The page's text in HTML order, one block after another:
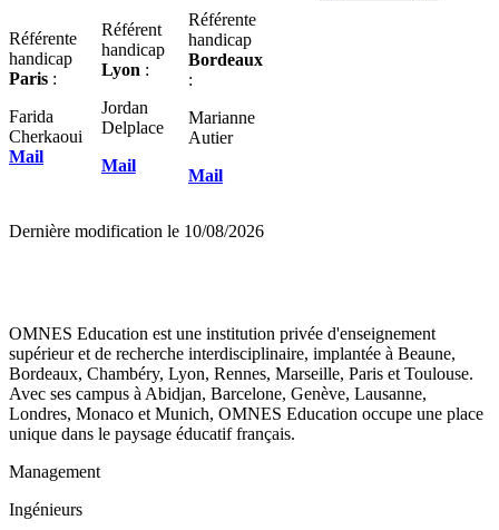
Référente
handicap
Paris :
Farida
Cherkaoui
Mail
Référent
handicap
Lyon :
Jordan
Delplace
Mail
Référente
handicap
Bordeaux
:
Marianne
Autier
Mail
Dernière modification le 10/08/2026
OMNES Education est une institution privée d'enseignement
supérieur et de recherche interdisciplinaire, implantée à Beaune,
Bordeaux, Chambéry, Lyon, Rennes, Marseille, Paris et Toulouse.
Avec ses campus à Abidjan, Barcelone, Genève, Lausanne,
Londres, Monaco et Munich, OMNES Education occupe une place
unique dans le paysage éducatif français.
Management
Ingénieurs